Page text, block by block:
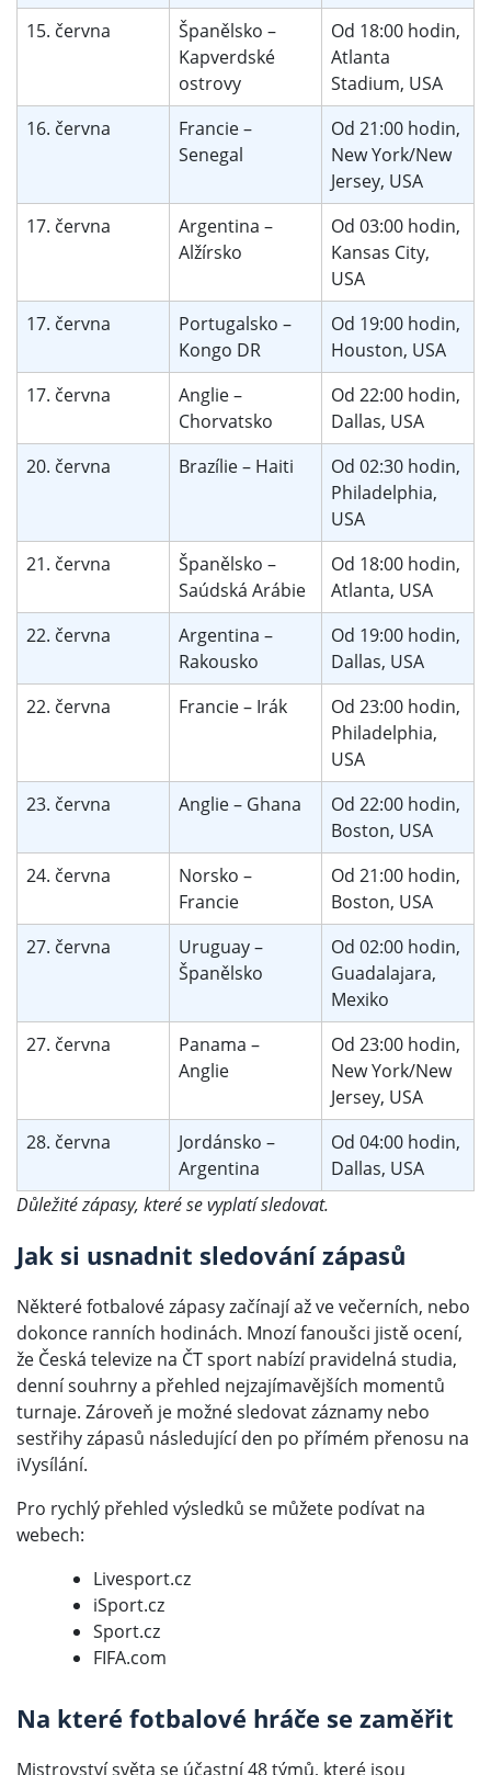
15. června
Španělsko –
Kapverdské
ostrovy
Od 18:00 hodin,
Atlanta
Stadium, USA
16. června
Francie –
Senegal
Od 21:00 hodin,
New York/New
Jersey, USA
17. června
Argentina –
Alžírsko
Od 03:00 hodin,
Kansas City,
USA
17. června
Portugalsko –
Kongo DR
Od 19:00 hodin,
Houston, USA
17. června
Anglie –
Chorvatsko
Od 22:00 hodin,
Dallas, USA
20. června
Brazílie – Haiti
Od 02:30 hodin,
Philadelphia,
USA
21. června
Španělsko –
Saúdská Arábie
Od 18:00 hodin,
Atlanta, USA
22. června
Argentina –
Rakousko
Od 19:00 hodin,
Dallas, USA
22. června
Francie – Irák
Od 23:00 hodin,
Philadelphia,
USA
23. června
Anglie – Ghana
Od 22:00 hodin,
Boston, USA
24. června
Norsko –
Francie
Od 21:00 hodin,
Boston, USA
27. června
Uruguay –
Španělsko
Od 02:00 hodin,
Guadalajara,
Mexiko
27. června
Panama –
Anglie
Od 23:00 hodin,
New York/New
Jersey, USA
28. června
Jordánsko –
Argentina
Od 04:00 hodin,
Dallas, USA
Důležité zápasy, které se vyplatí sledovat.
Jak si usnadnit sledování zápasů
Některé fotbalové zápasy začínají až ve večerních, nebo
dokonce ranních hodinách. Mnozí fanoušci jistě ocení,
že Česká televize na ČT sport nabízí pravidelná studia,
denní souhrny a přehled nejzajímavějších momentů
turnaje. Zároveň je možné sledovat záznamy nebo
sestřihy zápasů následující den po přímém přenosu na
iVysílání.
Pro rychlý přehled výsledků se můžete podívat na
webech:
Livesport.cz
iSport.cz
Sport.cz
FIFA.com
Na které fotbalové hráče se zaměřit
Mistrovství světa se účastní 48 týmů, které jsou